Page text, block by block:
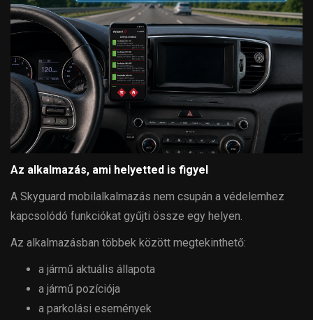
Az alkalmazás, ami helyetted is figyel
A Skyguard mobilalkalmazás nem csupán a védelemhez
kapcsolódó funkciókat gyűjti össze egy helyen.
Az alkalmazásban többek között megtekinthető:
a jármű aktuális állapota
a jármű pozíciója
a parkolási események